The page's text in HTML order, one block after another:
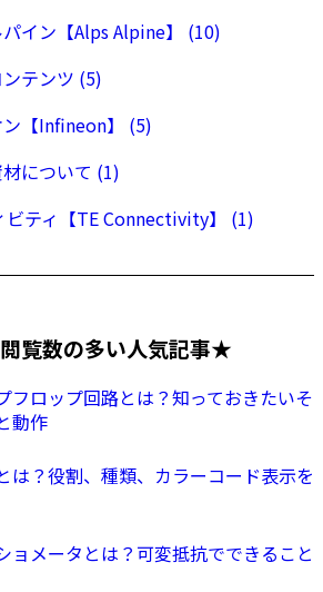
イン【Alps Alpine】 (10)
テンツ (5)
【Infineon】 (5)
について (1)
ビティ【TE Connectivity】 (1)
覧数の多い人気記事★
フロップ回路とは？知っておきたいそ
動作
は？役割、種類、カラーコード表示を
ョメータとは？可変抵抗でできること